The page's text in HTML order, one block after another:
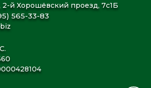
2-й Хорошёвский проезд, 7с1Б
565-33-83